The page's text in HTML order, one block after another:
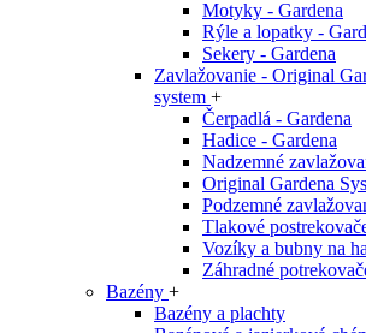
Motyky - Gardena
Rýle a lopatky -
Sekery - Gardena
Zavlažovanie - Original
system +
Čerpadlá - Gardena
Hadice - Gardena
Nadzemné
Original Gardena
Podzemné
Tlakové
Vozíky a bubny na
Záhradné
Bazény +
Bazény a plachty